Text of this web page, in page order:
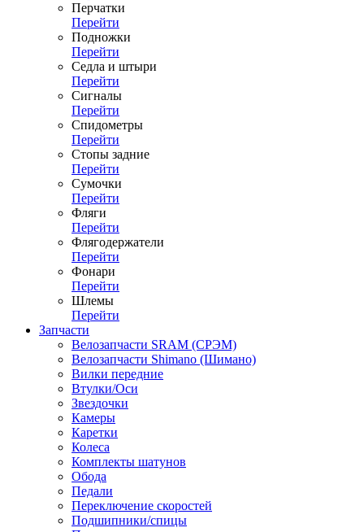
Перчатки
Перейти
Подножки
Перейти
Седла и штыри
Перейти
Сигналы
Перейти
Спидометры
Перейти
Стопы задние
Перейти
Сумочки
Перейти
Фляги
Перейти
Флягодержатели
Перейти
Фонари
Перейти
Шлемы
Перейти
Запчасти
Велозапчасти SRAM (СРЭМ)
Велозапчасти Shimano (Шимано)
Вилки передние
Втулки/Оси
Звездочки
Камеры
Каретки
Колеса
Комплекты шатунов
Обода
Педали
Переключение скоростей
Подшипники/спицы